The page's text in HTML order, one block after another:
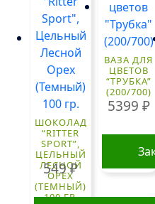
ШОКОЛАД
“RITTER
SPORT”,
ЦЕЛЬНЫЙ
ЛЕСНОЙ
ОРЕХ
(ТЕМНЫЙ)
100 ГР.
549₽
ВАЗА ДЛЯ
ЦВЕТОВ
“ТРУБКА”
(200/700)
5399 ₽